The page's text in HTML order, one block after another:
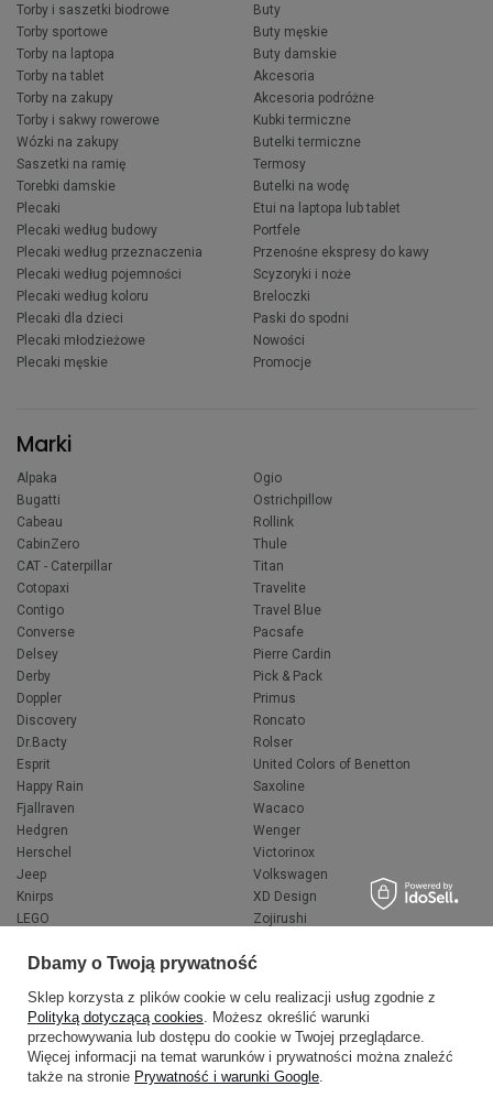
Torby i saszetki biodrowe
Torby sportowe
Torby na laptopa
Torby na tablet
Torby na zakupy
Torby i sakwy rowerowe
Wózki na zakupy
Saszetki na ramię
Torebki damskie
Plecaki
Plecaki według budowy
Plecaki według przeznaczenia
Plecaki według pojemności
Plecaki według koloru
Plecaki dla dzieci
Plecaki młodzieżowe
Plecaki męskie
Buty
Buty męskie
Buty damskie
Akcesoria
Akcesoria podróżne
Kubki termiczne
Butelki termiczne
Termosy
Butelki na wodę
Etui na laptopa lub tablet
Portfele
Przenośne ekspresy do kawy
Scyzoryki i noże
Breloczki
Paski do spodni
Nowości
Promocje
Marki
Alpaka
Bugatti
Cabeau
CabinZero
CAT - Caterpillar
Cotopaxi
Contigo
Converse
Delsey
Derby
Doppler
Discovery
Dr.Bacty
Esprit
Happy Rain
Fjallraven
Hedgren
Herschel
Jeep
Knirps
LEGO
National Geographic
Ogio
Ostrichpillow
Rollink
Thule
Titan
Travelite
Travel Blue
Pacsafe
Pierre Cardin
Pick & Pack
Primus
Roncato
Rolser
United Colors of Benetton
Saxoline
Wacaco
Wenger
Victorinox
Volkswagen
XD Design
Zojirushi
VANS
Dbamy o Twoją prywatność
Sklep korzysta z plików cookie w celu realizacji usług zgodnie z
Polityką dotyczącą cookies. Możesz określić warunki
przechowywania lub dostępu do cookie w Twojej przeglądarce.
Więcej informacji na temat warunków i prywatności można znaleźć
także na stronie Prywatność i warunki Google.